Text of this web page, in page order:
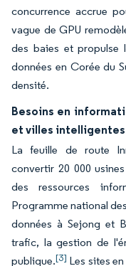
concurrence accrue
vague de GPU
des baies et propulse
données en Corée du
densité.
Besoins en
et villes intelligentes
La feuille de route
convertir 20 000
des ressources
Programme national
données à Sejong et
trafic, la gestion de
publique.[3] Les sites